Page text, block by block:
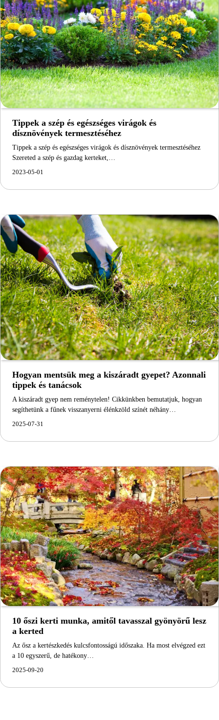
Tippek a szép és egészséges virágok és
dísznövények termesztéséhez
Tippek a szép és egészséges virágok és dísznövények termesztéséhez
Szereted a szép és gazdag kerteket,…
2023-05-01
Hogyan mentsük meg a kiszáradt gyepet? Azonnali
tippek és tanácsok
A kiszáradt gyep nem reménytelen! Cikkünkben bemutatjuk, hogyan
segíthetünk a fűnek visszanyerni élénkzöld színét néhány…
2025-07-31
10 őszi kerti munka, amitől tavasszal gyönyörű lesz
a kerted
Az ősz a kertészkedés kulcsfontosságú időszaka. Ha most elvégzed ezt
a 10 egyszerű, de hatékony…
2025-09-20